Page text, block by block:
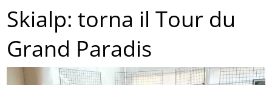
Skialp: torna il Tour du
Grand Paradis